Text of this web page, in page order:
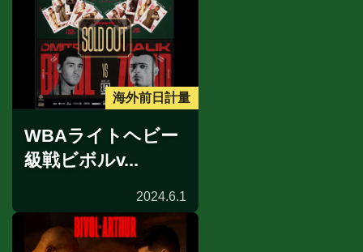
海外前日計量
WBAライトヘビー
級戦ビボルv...
2024.6.1